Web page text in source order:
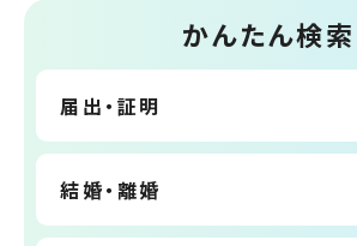
かんたん検索
届出・証明
結婚・離婚